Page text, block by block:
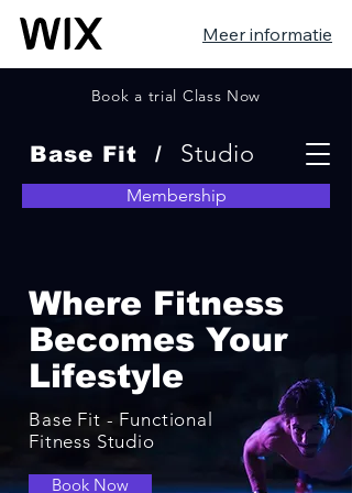
Meer informatie